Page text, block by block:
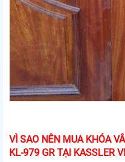
VÌ SAO NÊN MUA KHÓA
KL-979 GR TẠI KASSLER